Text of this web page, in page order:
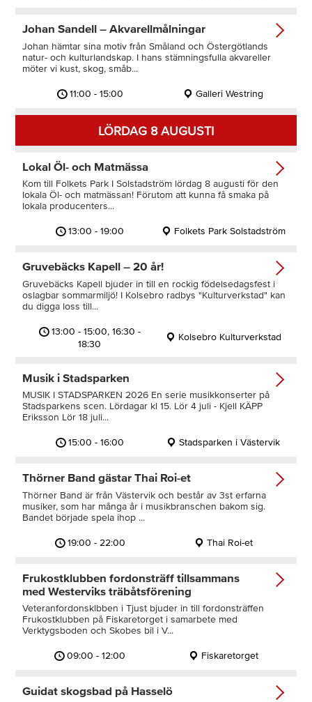
11:00 - 15:00 Galleri Westring
Johan Sandell – Akvarellmålningar
Johan hämtar sina motiv från Småland och Östergötlands
natur- och kulturlandskap. I hans stämningsfulla akvareller
möter vi kust, skog, småb...
LÖRDAG 8 AUGUSTI
13:00 - 19:00 Folkets Park Solstadström
Lokal Öl- och Matmässa
Kom till Folkets Park I Solstadström lördag 8 augusti för den
lokala Öl- och matmässan! Förutom att kunna få smaka på
lokala producenters...
13:00 - 15:00, 16:30 -
18:30
Kolsebro Kulturverkstad
Gruvebäcks Kapell – 20 år!
Gruvebäcks Kapell bjuder in till en rockig födelsedagsfest i
oslagbar sommarmiljö! I Kolsebro radbys "Kulturverkstad" kan
du digga loss till...
15:00 - 16:00 Stadsparken i Västervik
Musik i Stadsparken
MUSIK I STADSPARKEN 2026 En serie musikkonserter på
Stadsparkens scen. Lördagar kl 15. Lör 4 juli - Kjell KÄPP
Eriksson Lör 18 juli...
19:00 - 22:00 Thai Roi-et
Thörner Band gästar Thai Roi-et
Thörner Band är från Västervik och består av 3st erfarna
musiker, som har många år i musikbranschen bakom sig.
Bandet började spela ihop ...
09:00 - 12:00 Fiskaretorget
Frukostklubben fordonsträff tillsammans
med Westerviks träbåtsförening
Veteranfordonsklbben i Tjust bjuder in till fordonsträffen
Frukostklubben på Fiskaretorget i samarbete med
Verktygsboden och Skobes bil i V...
Guidat skogsbad på Hasselö